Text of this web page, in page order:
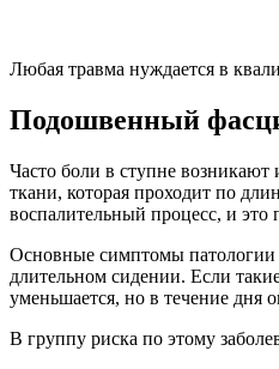
Любая травма нуждается в
Подошвенный
Часто боли в ступне
ткани, которая проходит по
воспалительный процесс, и
Основные симптомы патологии
длительном сидении. Если
уменьшается, но в течение дня
В группу риска по этому